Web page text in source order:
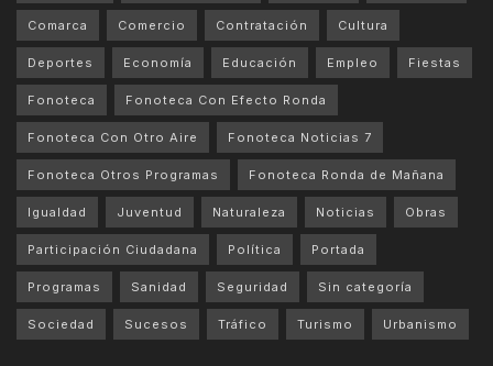
Comarca Comercio Contratación Cultura
Deportes Economía Educación Empleo Fiestas
Fonoteca Fonoteca Con Efecto Ronda
Fonoteca Con Otro Aire Fonoteca Noticias 7
Fonoteca Otros Programas Fonoteca Ronda de Mañana
Igualdad Juventud Naturaleza Noticias Obras
Participación Ciudadana Política Portada
Programas Sanidad Seguridad Sin categoría
Sociedad Sucesos Tráfico Turismo Urbanismo